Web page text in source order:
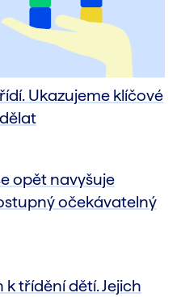
Ukazujeme klíčové
opět navyšuje
očekávatelný
třídění dětí. Jejich